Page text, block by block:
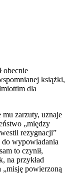
obecnie
książki,
dla
zarzuty, uznaje
„między
rezygnacji”
do wypowiadania
to czynił,
na przykład
powierzoną